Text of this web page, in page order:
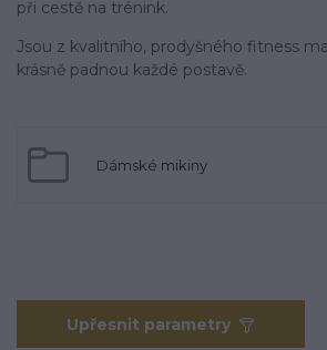
při cestě na trénink.
Jsou z kvalitního, prodyšného fitness
krásně padnou každé postavě.
Dámské mikiny
Upřesnit parametry